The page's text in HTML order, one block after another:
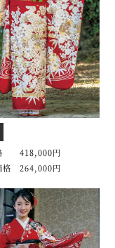
418,000円
格 264,000円